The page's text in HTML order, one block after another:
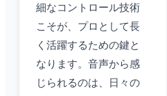
細なコントロール技術
こそが、プロとして長
く活躍するための鍵と
なります。音声から感
じられるのは、日々の